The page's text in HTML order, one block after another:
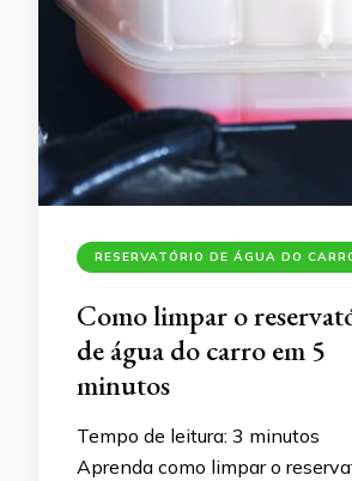
RESERVATÓRIO DE ÁGUA DO
Como limpar o
de água do carro em 5
minutos
Tempo de leitura: 3 minutos
Aprenda como limpar o